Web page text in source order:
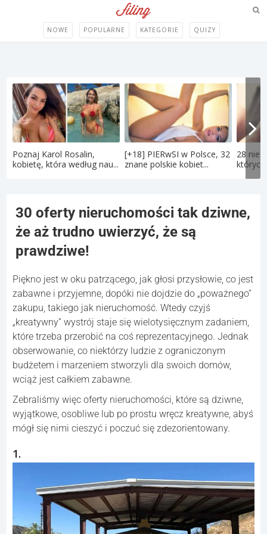
NOWE POPULARNE KATEGORIE QUIZY
Poznaj Karol Rosalin,
kobietę, która według nau...
[+18] PIERwSI w Polsce, 32
znane polskie kobiet...
28
których
30 oferty nieruchomości tak dziwne,
że aż trudno uwierzyć, że są
prawdziwe!
Piękno jest w oku patrzącego, jak głosi przysłowie, co jest
zabawne i przyjemne, dopóki nie dojdzie do „poważnego”
zakupu, takiego jak nieruchomość. Wtedy czyjś
„kreatywny” wystrój staje się wielotysięcznym zadaniem,
które trzeba przerobić na coś reprezentacyjnego. Jednak
obserwowanie, co niektórzy ludzie z ograniczonym
budżetem i marzeniem stworzyli dla swoich domów,
wciąż jest całkiem zabawne.
Zebraliśmy więc oferty nieruchomości, które są dziwne,
wyjątkowe, osobliwe lub po prostu wręcz kreatywne, abyś
mógł się nimi cieszyć i poczuć się zdezorientowany.
1.